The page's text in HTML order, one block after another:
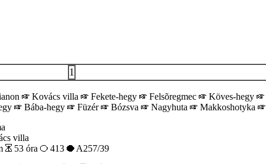
1
Kovács villa Fekete-hegy Felsõregmec Köves-hegy
Bába-hegy Füzér Bózsva Nagyhuta Makkoshotyka
villa
53 óra 413 A257/39